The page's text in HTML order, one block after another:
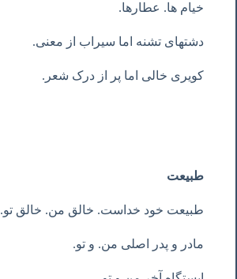
خیام ها. عطارها.
دشتهای تشنه اما سیراب از معنی.
کویری خالی اما پر از درک شعر.
طبیعت
طبیعت خود خداست. خالق من. خالق تو.
مادر و پدر اصلی من. و تو.